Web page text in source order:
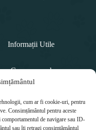
cum ar fi cookie-uri, pentru
Consimțământul pentru aceste
de navigare sau ID-
sau îți retragi consimțământul
Informații Utile
Cum comand
Politica de retur
Cum plătesc
Cum se livrează